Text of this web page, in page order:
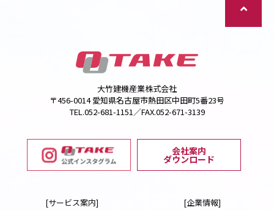
大竹建機産業株式会社
〒456-0014 愛知県名古屋市熱田区中田町5番23号
TEL.052-681-1151／FAX.052-671-3139
会社案内
ダウンロード
[サービス案内] [企業情報]